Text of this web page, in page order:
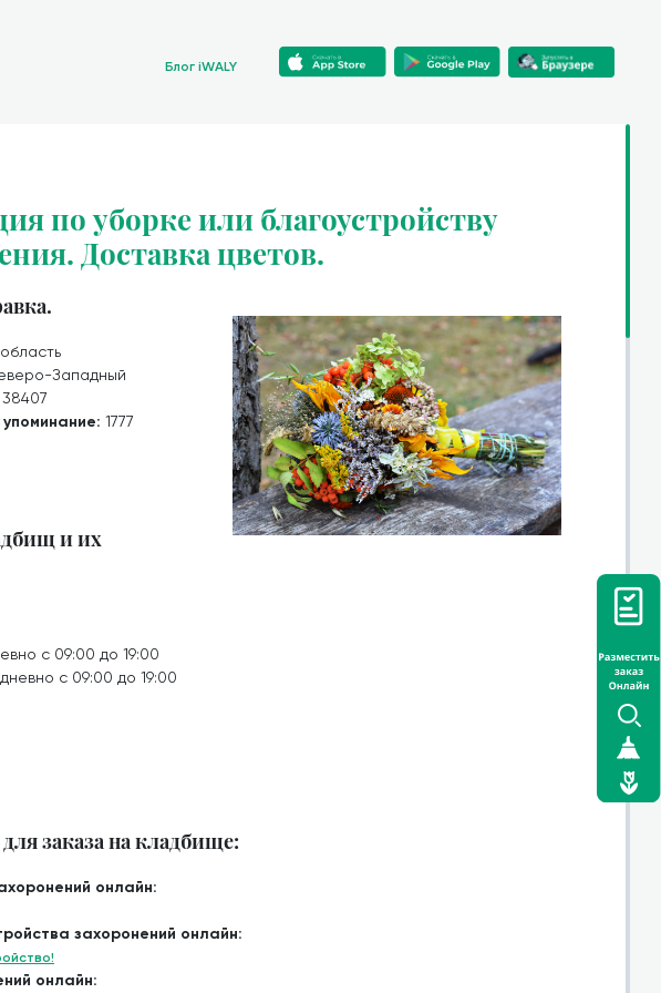
Блог iWALY
по уборке или благоустройству
Доставка цветов.
Западный
38407
1777
и их
с 09:00 до 19:00
с 09:00 до 19:00
заказа на кладбище:
онлайн:
захоронений онлайн:
онлайн: